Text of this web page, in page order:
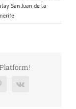
San Juan de la
Vk